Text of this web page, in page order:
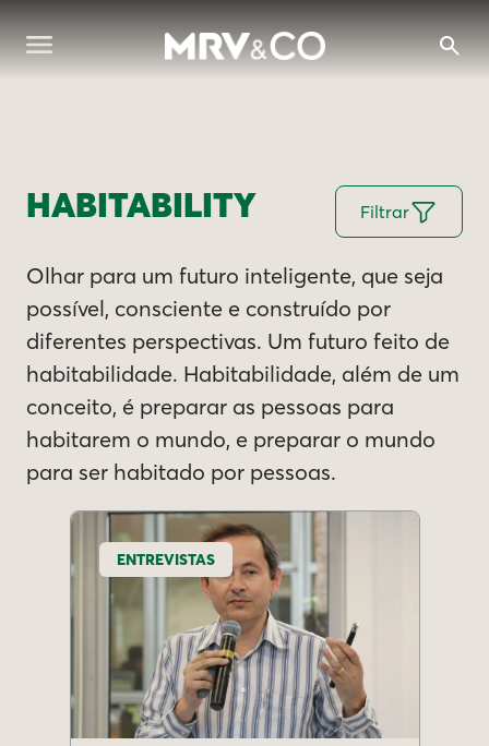
HABITABILITY Filtrar
Olhar para um futuro inteligente, que seja
possível, consciente e construído por
diferentes perspectivas. Um futuro feito de
habitabilidade. Habitabilidade, além de um
conceito, é preparar as pessoas para
habitarem o mundo, e preparar o mundo
para ser habitado por pessoas.
ENTREVISTAS